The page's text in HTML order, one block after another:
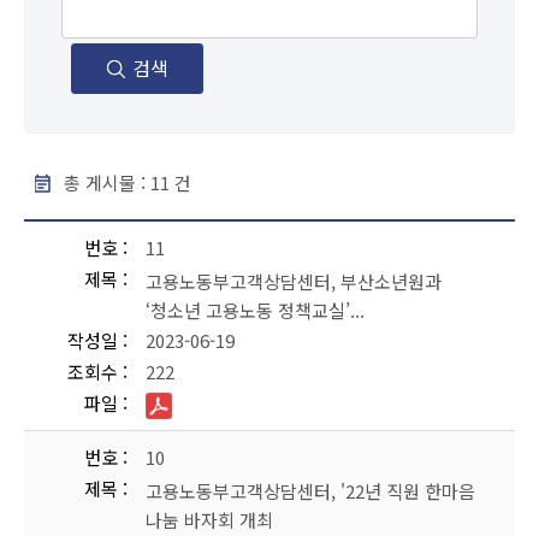
검색
총 게시물 : 11 건
번호
11
제목
고용노동부고객상담센터, 부산소년원과
‘청소년 고용노동 정책교실’...
작성일
2023-06-19
조회수
222
파일
번호
10
제목
고용노동부고객상담센터, '22년 직원 한마음
나눔 바자회 개최